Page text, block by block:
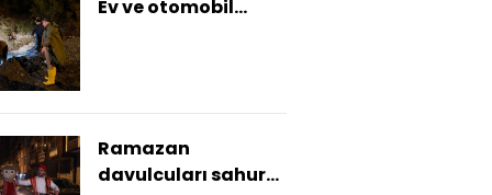
Ev ve otomobil
Ramazan
davulcuları sahur